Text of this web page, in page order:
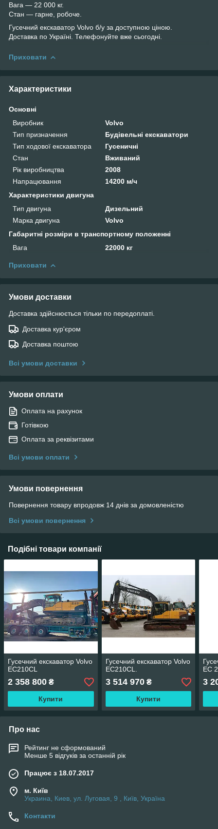
Вага — 22 000 кг.
Стан — гарне, робоче.
Гусечний екскаватор Volvo б/у за доступною ціною.
Доставка по Україні. Телефонуйте вже сьогодні.
Приховати
Характеристики
Основні
Виробник
Volvo
Тип призначення
Будівельні екскаватори
Тип ходової екскаватора
Гусеничні
Стан
Вживаний
Рік виробництва
2008
Напрацювання
14200 м/ч
Характеристики двигуна
Тип двигуна
Дизельний
Марка двигуна
Volvo
Габаритні розміри в транспортному положенні
Вага
22000 кг
Приховати
Умови доставки
Доставка здійснюється тільки по передоплаті.
Доставка кур'єром
Доставка поштою
Всі умови доставки
Умови оплати
Оплата на рахунок
Готівкою
Оплата за реквізитами
Всі умови оплати
Умови повернення
Повернення товару впродовж 14 днів за домовленістю
Всі умови повернення
Подібні товари компанії
Гусечний екскаватор Volvo
EC210CL
2 358 800 ₴
Купити
Гусечний екскаватор Volvo
EC210CL.
3 514 970₴
Купити
EC
3
Про нас
Рейтинг не сформований
Менше 5 відгуків за останній рік
Працює з 18.07.2017
м. Київ
Украина, Киев, ул. Луговая, 9 , Київ, Україна
Контакти